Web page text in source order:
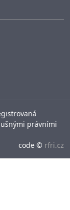
právními
code © rfri.cz